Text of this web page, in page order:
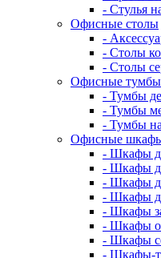
- Стулья
Офисные столы
-
- Столы
- Столы
Офисные тумбы
- Тумбы
- Тумбы
- Тумбы
Офисные
- Шкафы
- Шкафы
- Шкафы
- Шкафы
- Шкафы
- Шкафы
- Шкафы
- Шкафы-